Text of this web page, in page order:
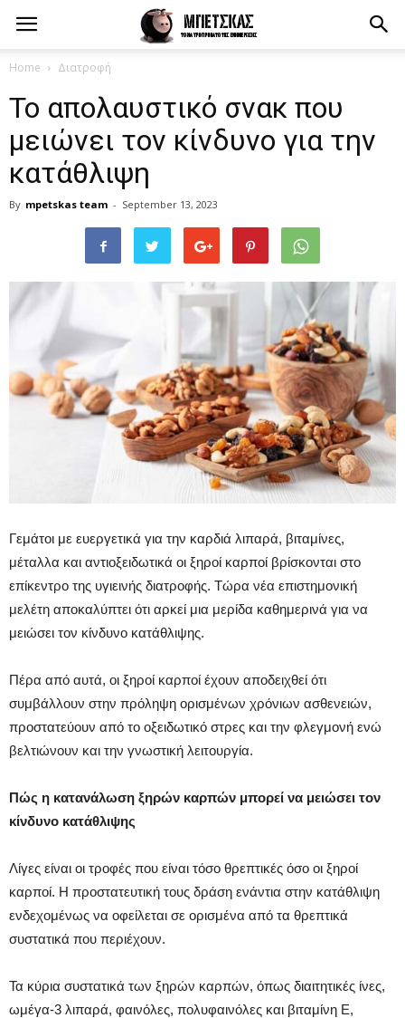
Home Διατροφή
Το απολαυστικό σνακ που
μειώνει τον κίνδυνο για την
κατάθλιψη
By mpetskas team - September 13, 2023
Γεμάτοι με ευεργετικά για την καρδιά λιπαρά, βιταμίνες,
μέταλλα και αντιοξειδωτικά οι ξηροί καρποί βρίσκονται στο
επίκεντρο της υγιεινής διατροφής. Τώρα νέα επιστημονική
μελέτη αποκαλύπτει ότι αρκεί μια μερίδα καθημερινά για να
μειώσει τον κίνδυνο κατάθλιψης.
Πέρα από αυτά, οι ξηροί καρποί έχουν αποδειχθεί ότι
συμβάλλουν στην πρόληψη ορισμένων χρόνιων ασθενειών,
προστατεύουν από το οξειδωτικό στρες και την φλεγμονή ενώ
βελτιώνουν και την γνωστική λειτουργία.
Πώς η κατανάλωση ξηρών καρπών μπορεί να μειώσει τον
κίνδυνο κατάθλιψης
Λίγες είναι οι τροφές που είναι τόσο θρεπτικές όσο οι ξηροί
καρποί. Η προστατευτική τους δράση ενάντια στην κατάθλιψη
ενδεχομένως να οφείλεται σε ορισμένα από τα θρεπτικά
συστατικά που περιέχουν.
Τα κύρια συστατικά των ξηρών καρπών, όπως διαιτητικές ίνες,
ωμέγα-3 λιπαρά, φαινόλες, πολυφαινόλες και βιταμίνη Ε,